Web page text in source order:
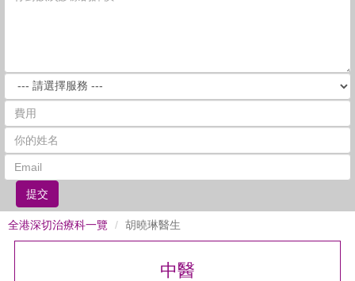
提交
全港深切治療科一覽 胡曉琳醫生
中醫